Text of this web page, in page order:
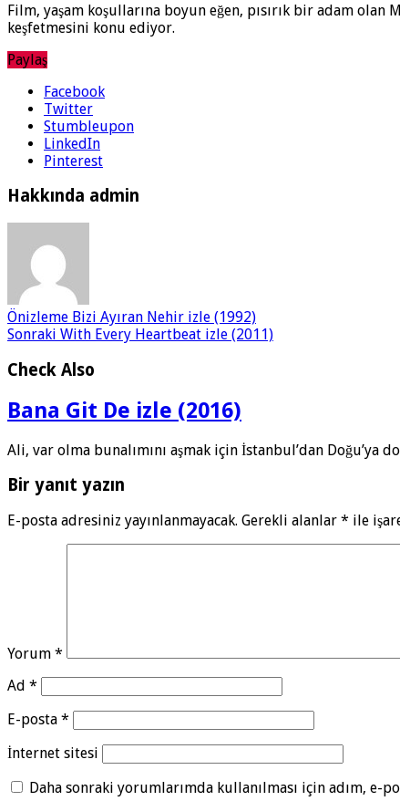
Film, yaşam koşullarına boyun eğen, pısırık bir adam
keşfetmesini konu ediyor.
Paylaş
Facebook
Twitter
Stumbleupon
LinkedIn
Pinterest
Hakkında admin
Önizleme Bizi Ayıran Nehir izle (1992)
Sonraki With Every Heartbeat izle (2011)
Check Also
Bana Git De izle (2016)
Ali, var olma bunalımını aşmak için İstanbul’dan Doğu’ya
Bir yanıt yazın
E-posta adresiniz yayınlanmayacak. Gerekli alanlar * ile
Yorum *
Ad *
E-posta *
İnternet sitesi
Daha sonraki yorumlarımda kullanılması için adım, e-